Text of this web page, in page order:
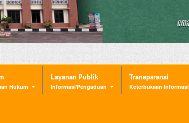
Hukum
Layanan Publik
Informasi/Pengaduan
Transparansi
Keterbukaan Informasi